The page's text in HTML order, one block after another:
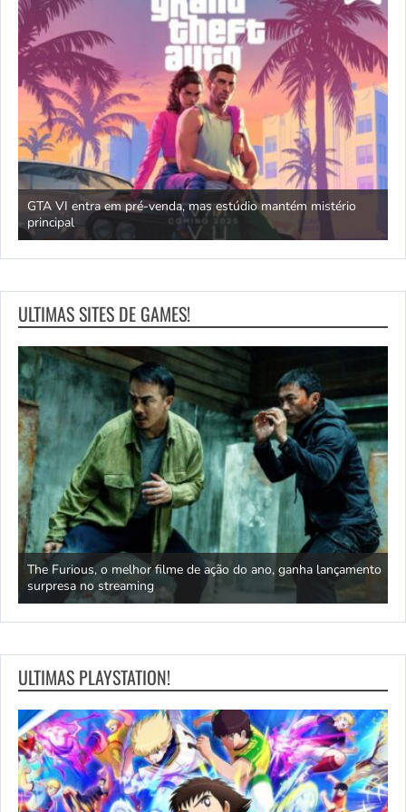
GTA VI entra em pré-venda, mas estúdio mantém mistério
principal
ULTIMAS SITES DE GAMES!
The Furious, o melhor filme de ação do ano, ganha lançamento
surpresa no streaming
ULTIMAS PLAYSTATION!